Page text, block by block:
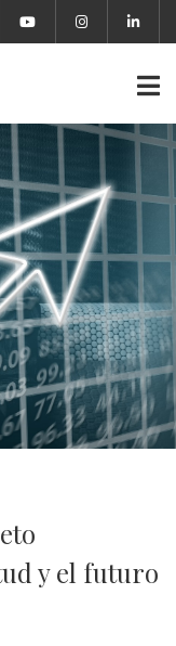
y el futuro